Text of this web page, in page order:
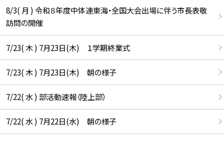
8/3( 月 ) 令和８年度中体連東海・全国大会出場に伴う市長表敬
訪問の開催
7/23( 木 ) 7月23日(木) １学期終業式
7/23( 木 ) 7月23日(木) 朝の様子
7/22( 水 ) 部活動速報（陸上部）
7/22( 水 ) 7月22日(水) 朝の様子